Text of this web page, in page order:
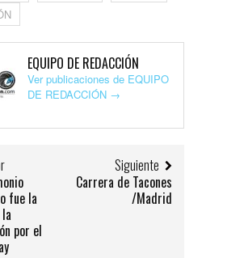
EQUIPO DE REDACCIÓN
Ver publicaciones de EQUIPO
DE REDACCIÓN →
fue la
por el
Siguiente
Carrera de Tacones
/Madrid